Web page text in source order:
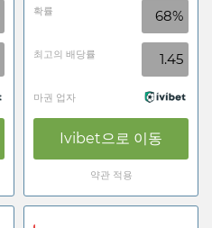
확률 68%
최고의 배당률 1.45
마권 업자
Ivibet으로 이동
약관 적용